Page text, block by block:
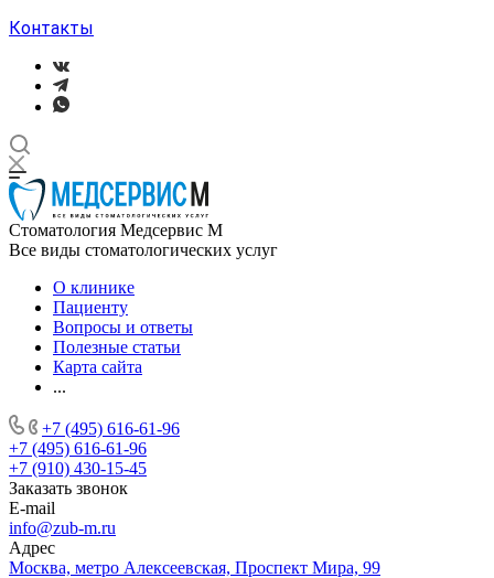
Контакты
Стоматология Медсервис М
Все виды стоматологических услуг
О клинике
Пациенту
Вопросы и ответы
Полезные статьи
Карта сайта
...
+7 (495) 616-61-96
+7 (495) 616-61-96
+7 (910) 430-15-45
Заказать звонок
E-mail
info@zub-m.ru
Адрес
Москва, метро Алексеевская, Проспект Мира, 99